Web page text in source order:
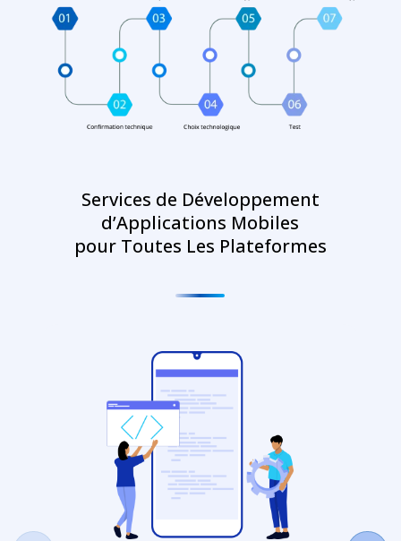
Services de Développement
d’Applications Mobiles
pour Toutes Les Plateformes